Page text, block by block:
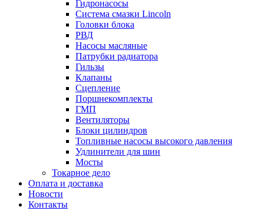
Гидронасосы
Система смазки Lincoln
Головки блока
РВД
Насосы масляные
Патрубки радиатоpа
Гильзы
Клапаны
Сцепление
Поршнекомплекты
ГМП
Вентиляторы
Блоки цилиндров
Топливные насосы высокого давления
Удлинители для шин
Мосты
Токарное дело
Оплата и доставка
Новости
Контакты